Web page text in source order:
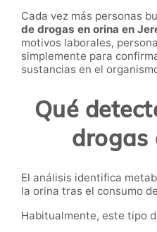
Cada vez más personas
de drogas en orina en
motivos laborales,
simplemente para
sustancias en el
Qué
drogas
El análisis identifica
la orina tras el consumo
Habitualmente, este tipo